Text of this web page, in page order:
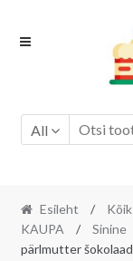
Skip
Skip
All
Esileht /
KAUPA
/ Sinine
pärlmutter